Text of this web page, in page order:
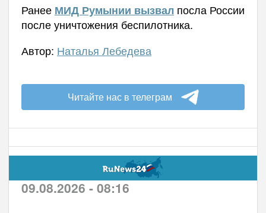
Ранее МИД Румынии вызвалпосла России
после уничтожения беспилотника.
Автор: Наталья Лебедева
Читайте нас в телеграм
09.08.2026 - 08:16